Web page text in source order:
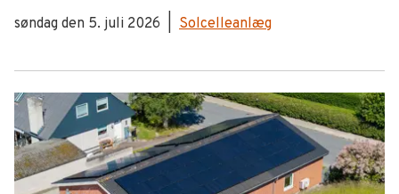
søndag den 5. juli 2026
Solcelleanlæg